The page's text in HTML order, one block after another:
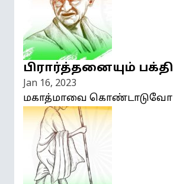
பிரார்த்தனையும்
Jan 16, 2023
மகாத்மாவை